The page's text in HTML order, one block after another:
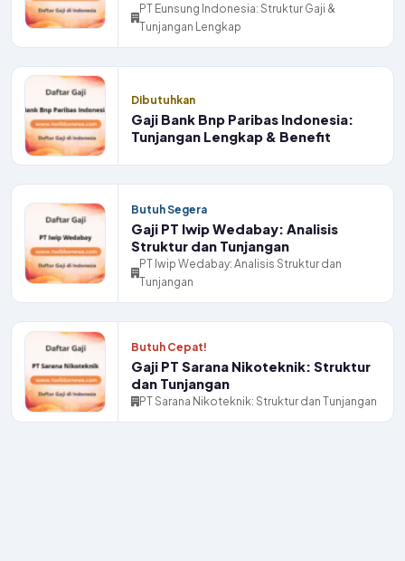
PT Eunsung Indonesia: Struktur Gaji &
Tunjangan Lengkap
Dibutuhkan
Gaji Bank Bnp Paribas Indonesia:
Tunjangan Lengkap & Benefit
Butuh Segera
Gaji PT Iwip Wedabay: Analisis
Struktur dan Tunjangan
PT Iwip Wedabay: Analisis Struktur dan
Tunjangan
Butuh Cepat!
Gaji PT Sarana Nikoteknik: Struktur
dan Tunjangan
PT Sarana Nikoteknik: Struktur dan Tunjangan